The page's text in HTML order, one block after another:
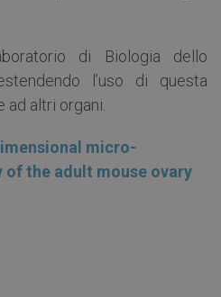
di Biologia dello
l’uso di questa
altri organi.
micro-
the adult mouse ovary